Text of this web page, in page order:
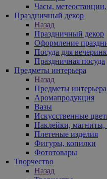
Часы,
Праздничный декор
Назад
Праздничный декор
Оформление
Посуда для
Праздничная посуда
Предметы интерьера
Назад
Предметы интерьера
Аромапродукция
Вазы
Искусственные
Наклейки, магниты,
Плетеные изделия
Фигуры, копилки
Фототовары
Творчество
Назад